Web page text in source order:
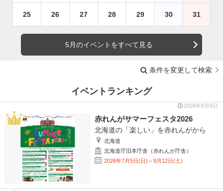
25 26 27 28 29 30 31
5月のイベントをすべて見る
条件を変更して検索
イベントランキング
2026年8月6日
赤れんがサマーフェスタ2026
北海道の「楽しい」を赤れんがから
北海道
北海道庁旧本庁舎（赤れんが庁舎）
2026年7月5日(日)～9月12日(土)